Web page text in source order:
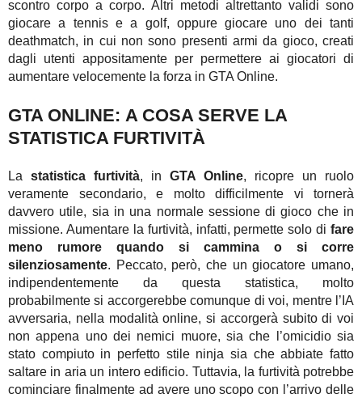
scontro corpo a corpo. Altri metodi altrettanto validi sono
giocare a tennis e a golf, oppure giocare uno dei tanti
deathmatch, in cui non sono presenti armi da gioco, creati
dagli utenti appositamente per permettere ai giocatori di
aumentare velocemente la forza in GTA Online.
GTA ONLINE: A COSA SERVE LA
STATISTICA FURTIVITÀ
La statistica furtività, in GTA Online, ricopre un ruolo
veramente secondario, e molto difficilmente vi tornerà
davvero utile, sia in una normale sessione di gioco che in
missione. Aumentare la furtività, infatti, permette solo di fare
meno rumore quando si cammina o si corre
silenziosamente. Peccato, però, che un giocatore umano,
indipendentemente da questa statistica, molto
probabilmente si accorgerebbe comunque di voi, mentre l’IA
avversaria, nella modalità online, si accorgerà subito di voi
non appena uno dei nemici muore, sia che l’omicidio sia
stato compiuto in perfetto stile ninja sia che abbiate fatto
saltare in aria un intero edificio. Tuttavia, la furtività potrebbe
cominciare finalmente ad avere uno scopo con l’arrivo delle